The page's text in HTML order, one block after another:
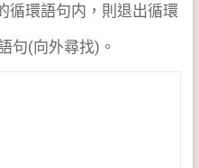
循環語句内，則退出循環
句(向外尋找)。